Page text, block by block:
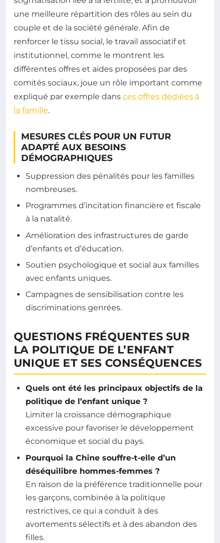
une meilleure répartition des rôles au sein du
couple et de la société générale. Afin de
renforcer le tissu social, le travail associatif et
institutionnel, comme le montrent les
différentes offres et aides proposées par des
comités sociaux, joue un rôle important comme
expliqué par exemple dans ces offres dédiées à
la famille.
MESURES CLÉS POUR UN FUTUR
ADAPTÉ AUX BESOINS
DÉMOGRAPHIQUES
Suppression des pénalités pour les familles
nombreuses.
Programmes d’incitation financière et fiscale
à la natalité.
Amélioration des infrastructures de garde
d’enfants et d’éducation.
Soutien psychologique et social aux familles
avec enfants uniques.
Campagnes de sensibilisation contre les
discriminations genrées.
QUESTIONS FRÉQUENTES SUR
LA POLITIQUE DE L’ENFANT
UNIQUE ET SES CONSÉQUENCES
Quels ont été les principaux objectifs de la
politique de l’enfant unique ?
Limiter la croissance démographique
excessive pour favoriser le développement
économique et social du pays.
Pourquoi la Chine souffre-t-elle d’un
déséquilibre hommes-femmes ?
En raison de la préférence traditionnelle pour
les garçons, combinée à la politique
restrictives, ce qui a conduit à des
avortements sélectifs et à des abandon des
filles.